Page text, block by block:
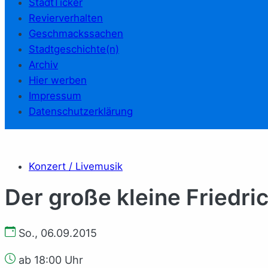
StadtTicker
Revierverhalten
Geschmackssachen
Stadtgeschichte(n)
Archiv
Hier werben
Impressum
Datenschutzerklärung
Konzert / Livemusik
Der große kleine
So., 06.09.2015
ab 18:00 Uhr